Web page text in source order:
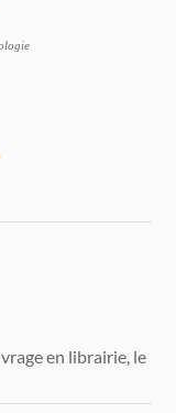
en librairie, le